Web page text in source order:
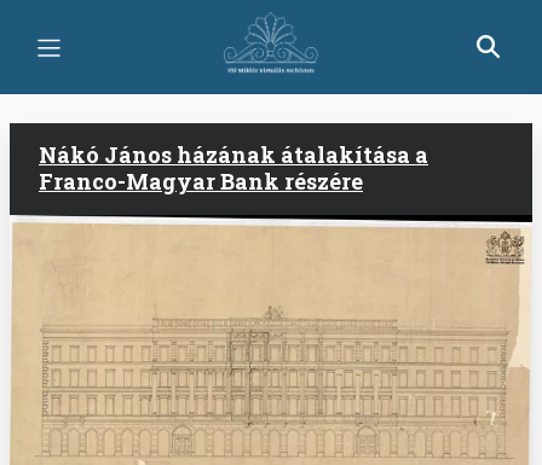
main
Nákó János házának átalakítása a
Franco-Magyar Bank részére